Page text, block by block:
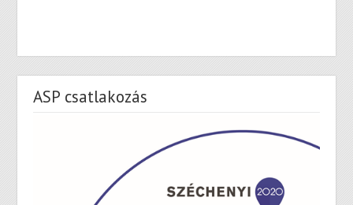
ASP csatlakozás